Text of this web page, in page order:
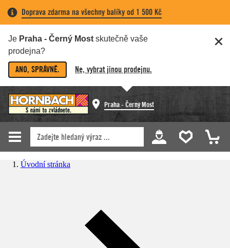
Doprava zdarma na všechny balíky od 1 500 Kč
Je Praha - Černý Most skutečně vaše
prodejna?
ANO, SPRÁVNĚ. Ne, vybrat jinou prodejnu.
Praha - Černý Most
Úvodní stránka